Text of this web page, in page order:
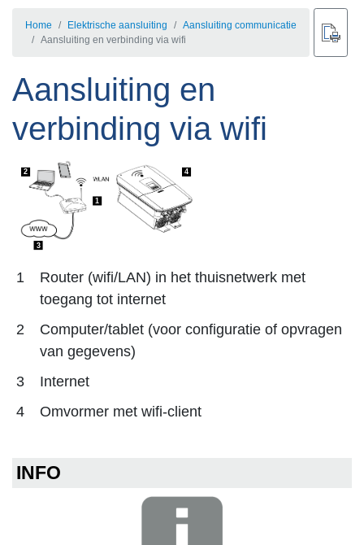
Home Elektrische aansluiting
Aansluiting communicatie
Aansluiting en verbinding via wifi
Aansluiting en
verbinding via wifi
1
2
3
4
1
Router (wifi/LAN) in het thuisnetwerk met
toegang tot internet
2
Computer/tablet (voor configuratie of opvragen
van gegevens)
3
Internet
4
Omvormer met wifi-client
INFO